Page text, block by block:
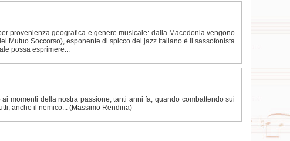
provenienza geografica e genere musicale: dalla Macedonia vengono
Mutuo Soccorso), esponente di spicco del jazz italiano è il sassofonista
possa esprimere...
momenti della nostra passione, tanti anni fa, quando combattendo sui
anche il nemico... (Massimo Rendina)